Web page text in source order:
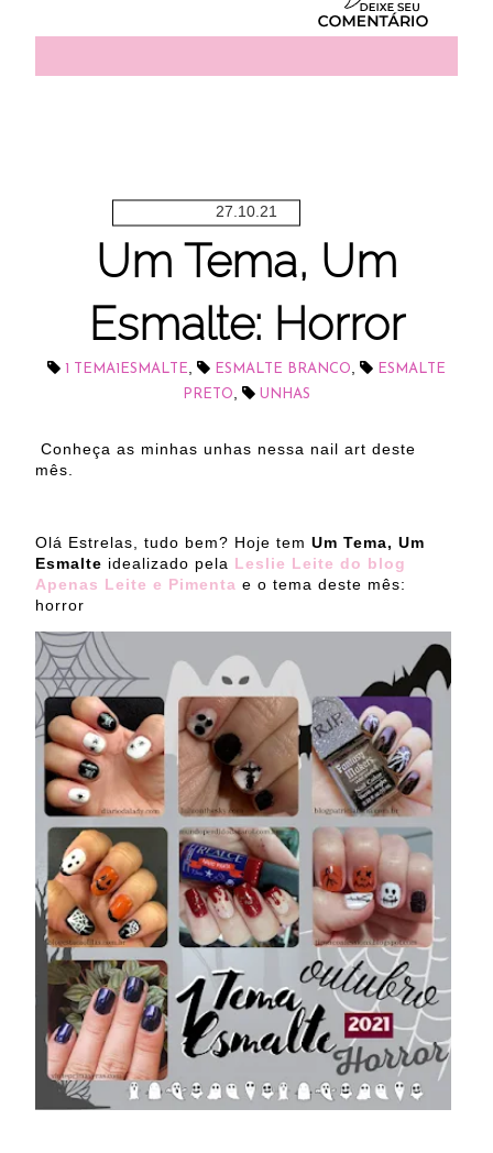
27.10.21
Um Tema, Um
Esmalte: Horror
1 TEMA1ESMALTE ESMALTE BRANCO
ESMALTE
PRETO
UNHAS
Conheça as minhas unhas nessa nail art deste
mês.
Olá Estrelas, tudo bem? Hoje tem Um Tema, Um
Esmalte idealizado pela Leslie Leite do blog
Apenas Leite e Pimenta e o tema deste mês:
horror